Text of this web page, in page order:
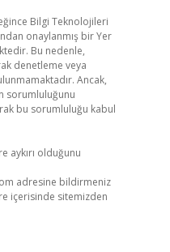
Bilgi Teknolojileri
onaylanmış bir Yer
Bu nedenle,
denetleme veya
Ancak,
sorumluluğunu
bu sorumluluğu kabul
aykırı olduğunu
adresine bildirmeniz
içerisinde sitemizden